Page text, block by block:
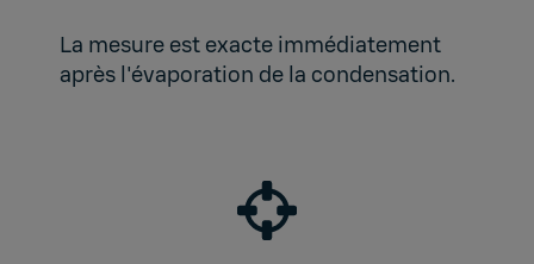
La mesure est exacte immédiatement
après l'évaporation de la condensation.